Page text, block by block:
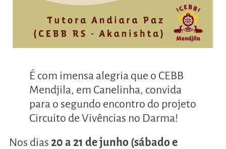
É com imensa alegria que o CEBB
Mendjila, em Canelinha, convida
para o segundo encontro do projeto
Circuito de Vivências no Darma!
Nos dias 20 a 21 de junho (sábado e